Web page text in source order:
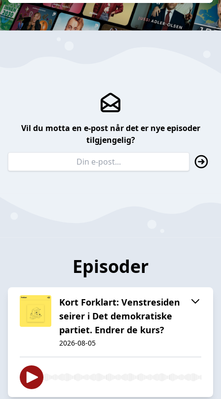
Vil du motta en e-post når det er nye episoder
tilgjengelig?
Episoder
Kort Forklart: Venstresiden
seirer i Det demokratiske
partiet. Endrer de kurs?
2026-08-05